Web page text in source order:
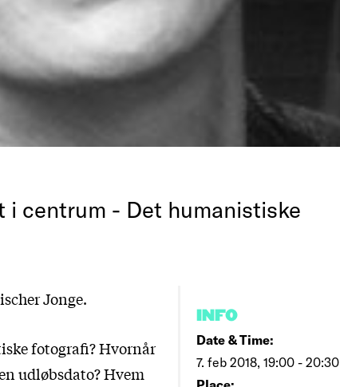
i centrum - Det humanistiske
INFO
Date & Time:
7. feb 2018, 19:00 - 20:30
Jonge.
fotografi? Hvornår
udløbsdato? Hvem